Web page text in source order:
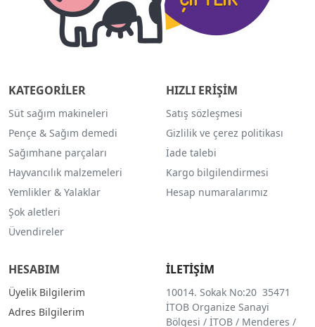
KATEGORİLER
Süt sağım makineleri
Pençe & Sağım demedi
Sağımhane parçaları
Hayvancılık malzemeleri
Yemlikler & Yalaklar
Şok aletleri
Üvendireler
HIZLI ERİŞİM
Satış sözleşmesi
Gizlilik ve çerez politikası
İade talebi
Kargo bilgilendirmesi
Hesap numaralarımız
HESABIM
Üyelik Bilgilerim
Adres Bilgilerim
İLETİŞİM
10014. Sokak No:20 35471
İTOB Organize Sanayi
Bölgesi / İTOB / Menderes /